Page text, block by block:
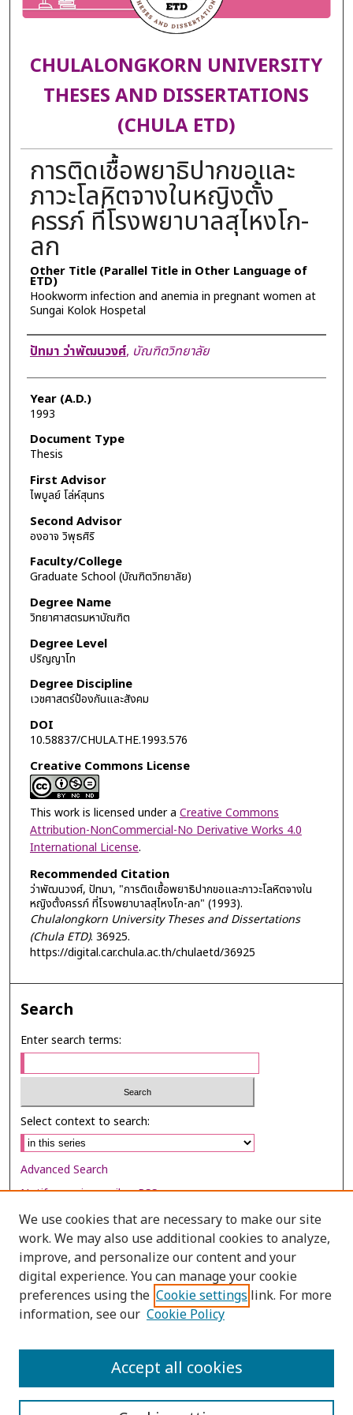
CHULALONGKORN UNIVERSITY
THESES AND DISSERTATIONS
(CHULA ETD)
การติดเชื้อพยาธิปากขอและ
ภาวะโลหิตจางในหญิงตั้ง
ครรภ์ ที่โรงพยาบาลสุไหงโก-
ลก
Other Title (Parallel Title in Other Language of
ETD)
Hookworm infection and anemia in pregnant women at
Sungai Kolok Hospetal
Author
ปัทมา ว่าพัฒนวงศ์, บัณฑิตวิทยาลัย
Year (A.D.)
1993
Document Type
Thesis
First Advisor
ไพบูลย์ โล่ห์สุนทร
Second Advisor
องอาจ วิพุธศิริ
Faculty/College
Graduate School (บัณฑิตวิทยาลัย)
Degree Name
วิทยาศาสตรมหาบัณฑิต
Degree Level
ปริญญาโท
Degree Discipline
เวชศาสตร์ป้องกันและสังคม
DOI
10.58837/CHULA.THE.1993.576
Creative Commons License
This work is licensed under a Creative Commons
Attribution-NonCommercial-No Derivative Works 4.0
International License.
Recommended Citation
ว่าพัฒนวงศ์, ปัทมา, "การติดเชื้อพยาธิปากขอและภาวะโลหิตจางใน
หญิงตั้งครรภ์ ที่โรงพยาบาลสุไหงโก-ลก" (1993).
Chulalongkorn University Theses and Dissertations
(Chula ETD). 36925.
https://digital.car.chula.ac.th/chulaetd/36925
Search
Enter search terms:
Select context to search:
Advanced Search
Notify me via email orRSS
Browse
Collections
Disciplines
Authors
We use cookies that are necessary to make our site
work. We may also use additional cookies to analyze,
improve, and personalize our content and your
digital experience. You can manage your cookie
preferences using the Cookie settings link. For more
information, see our Cookie Policy
Accept all cookies